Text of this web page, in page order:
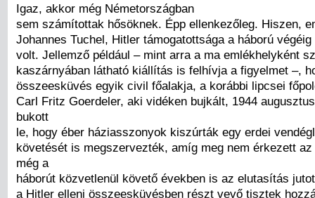
Igaz, akkor még Németországban
sem számítottak hősöknek. Épp ellenkezőleg. Hiszen,
Johannes Tuchel, Hitler támogatottsága a háború
volt. Jellemző például – mint arra a ma emlékhelyként
kaszárnyában látható kiállítás is felhívja a figyelmet –,
összeesküvés egyik civil főalakja, a korábbi lipcsei
Carl Fritz Goerdeler, aki vidéken bujkált, 1944
bukott
le, hogy éber háziasszonyok kiszúrták egy erdei
követését is megszervezték, amíg meg nem érkezett
még a
háborút közvetlenül követő években is az elutasítás
a Hitler elleni összeesküvésben részt vevő tisztek